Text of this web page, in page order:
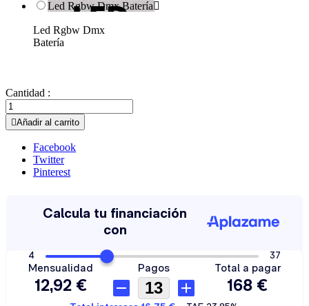
Led Rgbw Dmx Batería
Led Rgbw Dmx
Batería
Cantidad :
Añadir al carrito
Facebook
Twitter
Pinterest